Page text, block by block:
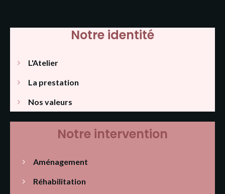
Notre identité
L'Atelier
La prestation
Nos valeurs
Notre intervention
Aménagement
Réhabilitation